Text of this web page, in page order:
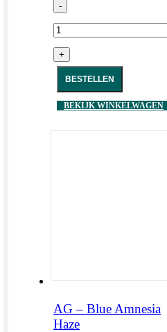
-
+
BESTELLEN
BEKIJK WINKELWAGEN
AG – Blue Amnesia
Haze